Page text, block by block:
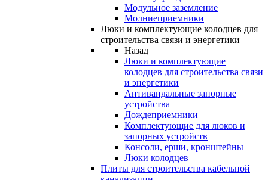
Модульное заземление
Молниеприемники
Люки и комплектующие колодцев для
строительства связи и энергетики
Назад
Люки и комплектующие
колодцев для строительства связи
и энергетики
Антивандальные запорные
устройства
Дождеприемники
Комплектующие для люков и
запорных устройств
Консоли, ерши, кронштейны
Люки колодцев
Плиты для строительства кабельной